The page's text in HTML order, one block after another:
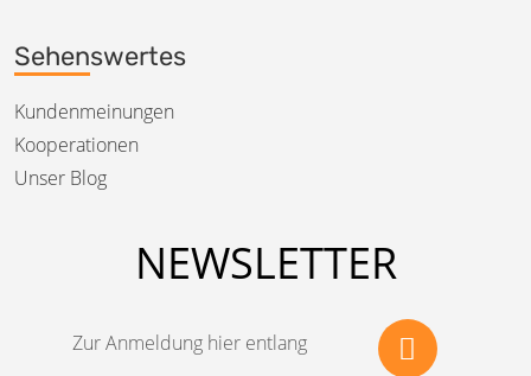
Sehenswertes
Kundenmeinungen
Kooperationen
Unser Blog
NEWSLETTER
Zur Anmeldung hier entlang